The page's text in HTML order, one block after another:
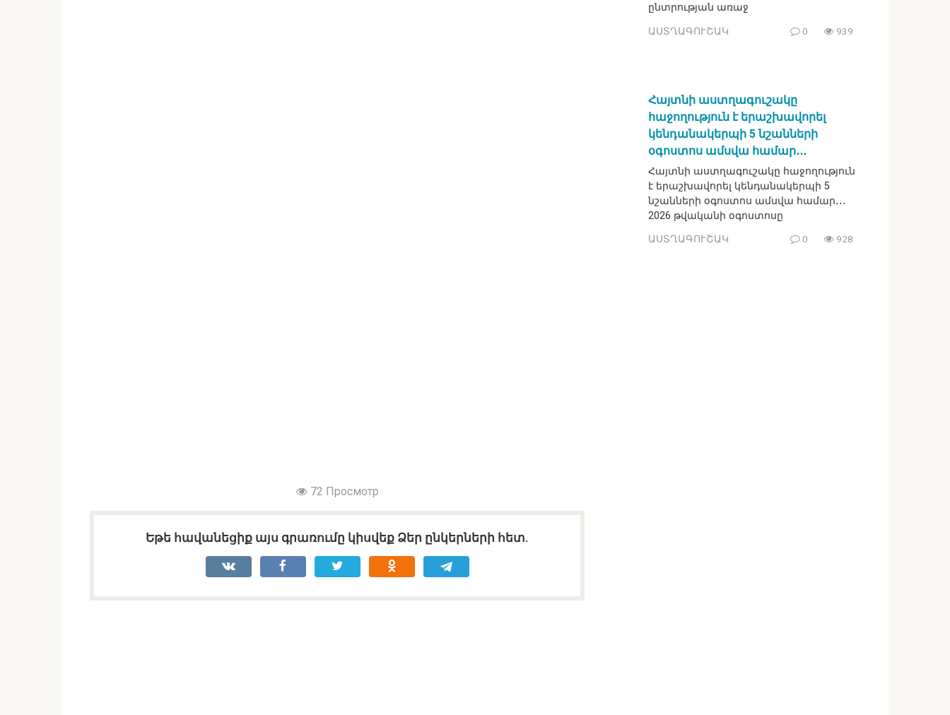
72 Просмотр
Եթե հավանեցիք այս գրառումը կիսվեք Ձեր ընկերների հետ.
ընտրության առաջ
ԱՍՏՂԱԳՈՒՇԱԿ 0 939
Հայտնի աստղագուշակը
հաջողություն է երաշխավորել
կենդանակերպի 5 նշանների
օգոստոս ամսվա համար․․․
Հայտնի աստղագուշակը հաջողություն
է երաշխավորել կենդանակերպի 5
նշանների օգոստոս ամսվա համար․․․
2026 թվականի օգոստոսը
ԱՍՏՂԱԳՈՒՇԱԿ 0 928